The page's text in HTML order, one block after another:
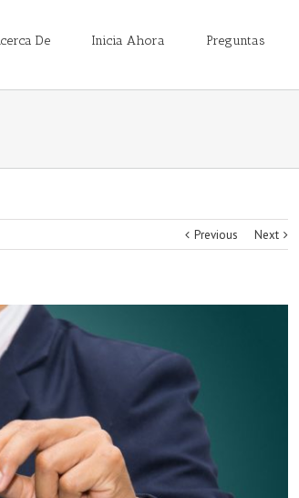
De Inicia Ahora Preguntas
Previous Next